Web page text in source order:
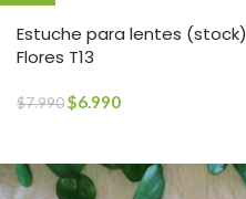
Estuche para lentes (stock)
Flores T13
$7.990$6.990